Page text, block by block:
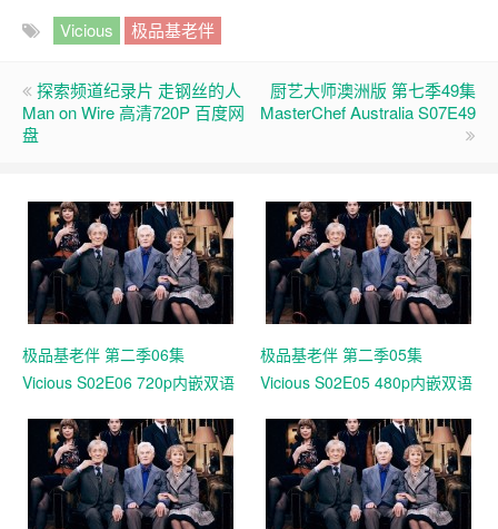
Vicious 极品基老伴
探索频道纪录片 走钢丝的人
Man on Wire 高清720P 百度网
盘
厨艺大师澳洲版 第七季49集
MasterChef Australia S07E49
极品基老伴 第二季06集
Vicious S02E06 720p内嵌双语
极品基老伴 第二季05集
Vicious S02E05 480p内嵌双语